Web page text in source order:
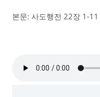
본문: 사도행전 22장 1-11